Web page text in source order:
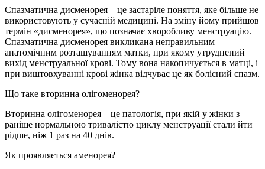
Спазматична дисменорея – це застаріле поняття, яке більше не
використовують у сучасній медицині. На зміну йому прийшов
термін «дисменорея», що позначає хворобливу менструацію.
Спазматична дисменорея викликана неправильним
анатомічним розташуванням матки, при якому утруднений
вихід менструальної крові. Тому вона накопичується в матці, і
при виштовхуванні крові жінка відчуває це як болісний спазм.
Що таке вторинна олігоменорея?
Вторинна олігоменорея – це патологія, при якій у жінки з
раніше нормальною тривалістю циклу менструації стали йти
рідше, ніж 1 раз на 40 днів.
Як проявляється аменорея?